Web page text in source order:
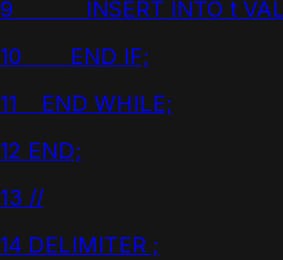
9 INSERT INTO t
10 END IF;
11 END WHILE;
12 END;
13 //
14 DELIMITER ;